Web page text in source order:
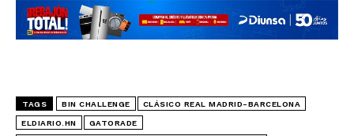
TAGS BIN CHALLENGE CLÁSICO REAL MADRID-BARCELONA
ELDIARIO.HN GATORADE